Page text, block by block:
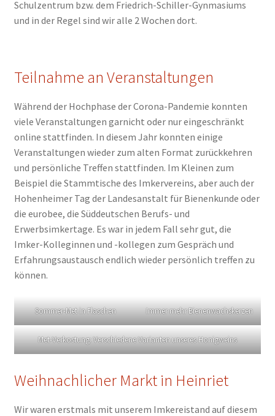
Schulzentrum bzw. dem Friedrich-Schiller-Gynmasiums
und in der Regel sind wir alle 2 Wochen dort.
Teilnahme an Veranstaltungen
Während der Hochphase der Corona-Pandemie konnten
viele Veranstaltungen garnicht oder nur eingeschränkt
online stattfinden. In diesem Jahr konnten einige
Veranstaltungen wieder zum alten Format zurückkehren
und persönliche Treffen stattfinden. Im Kleinen zum
Beispiel die Stammtische des Imkervereins, aber auch der
Hohenheimer Tag der Landesanstalt für Bienenkunde oder
die eurobee, die Süddeutschen Berufs- und
Erwerbsimkertage. Es war in jedem Fall sehr gut, die
Imker-Kolleginnen und -kollegen zum Gespräch und
Erfahrungsaustausch endlich wieder persönlich treffen zu
können.
Sommer-Met in Flaschen Immer mehr Bienenwachskerzen
Met-Verkostung: Verschiedene Varianten unseres Honigweins
Weihnachlicher Markt in Heinriet
Wir waren erstmals mit unserem Imkereistand auf diesem